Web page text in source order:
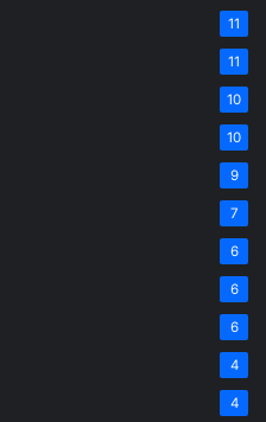
11
11
10
10
9
7
6
6
6
4
4